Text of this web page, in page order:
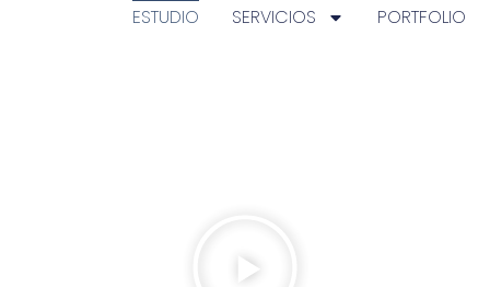
ESTUDIO SERVICIOS PORTFOLIO